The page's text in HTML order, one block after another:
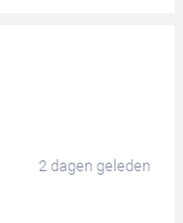
2 dagen geleden